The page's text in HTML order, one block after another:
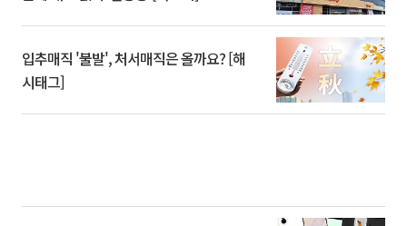
입추매직 '불발', 처서매직은 올까요? [해
시태그]